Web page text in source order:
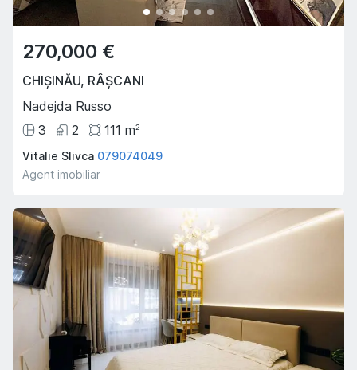
270,000 €
CHIȘINĂU, RÂȘCANI
Nadejda Russo
3
2 111 m2
Vitalie Slivca 079074049
Agent imobiliar